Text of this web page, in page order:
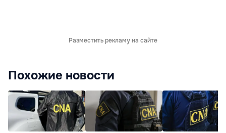
Разместить рекламу на сайте
Похожие новости